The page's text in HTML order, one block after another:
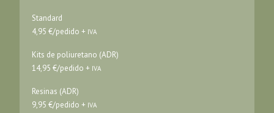
Standard
4,95 €/pedido + IVA
Kits de poliuretano (ADR)
14,95 €/pedido + IVA
Resinas (ADR)
9,95 €/pedido + IVA